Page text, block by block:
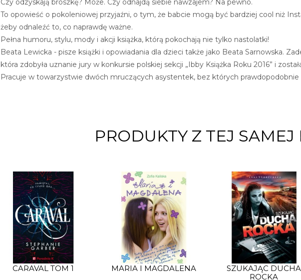
Czy odzyskają broszkę? Może. Czy odnajdą siebie nawzajem? Na pewno.
To opowieść o pokoleniowej przyjaźni, o tym, że babcie mogą być bardziej cool niż
żeby odnaleźć to, co naprawdę ważne.
Pełna humoru, stylu, mody i akcji książka, którą pokochają nie tylko nastolatki!
Beata Lewicka - pisze książki i opowiadania dla dzieci także jako Beata Sarnowska.
która zdobyła uznanie jury w konkursie polskiej sekcji „Ibby Książka Roku 2016” i
Pracuje w towarzystwie dwóch mruczących asystentek, bez których prawdopodobnie
PRODUKTY Z TEJ SAMEJ
CARAVAL TOM 1 MARIA I MAGDALENA
SZUKAJĄC DUCHA
ROCKA